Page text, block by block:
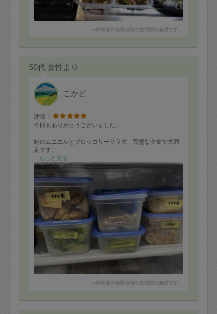
※依頼者の依頼当時の主観的な感想です。
50代 女性より
こかど
評価：
今回もありがとうございました。
鮭のムニエルとブロッコリーサラダ、完璧な夕食で大満
足です。
今日はもち巾着いただきました。子供たちがめちゃくち
ゃめちゃくちゃ喜んで食べていました。これは絶対我が
家でも定番決定です。
明日は3色巻きいただきますね。毎日美味しい家庭料理が
あって本当に助かっています。
あと、「一体いつ料理を作っていつお鍋や調理器具を洗
っているんだろう？」というぐらい、最後キッチンがき
れいです。自分で作るとげんなりするくらいお鍋やボウ
ルが散らかっているので、この点も本当に素晴らしいと
思います！
また来週もよろしくお願いいたします。
もっと見る
※依頼者の依頼当時の主観的な感想です。